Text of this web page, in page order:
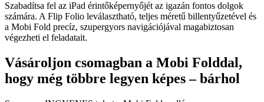
Szabadítsa fel az iPad érintőképernyőjét az igazán fontos dolgok
számára. A Flip Folio leválasztható, teljes méretű billentyűzetével és
a Mobi Fold precíz, szupergyors navigációjával magabiztosan
végezheti el feladatait.
Vásároljon csomagban a Mobi Folddal,
hogy még többre legyen képes – bárhol